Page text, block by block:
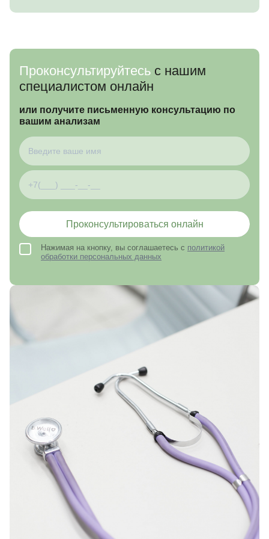
Проконсультируйтесь с нашим
специалистом онлайн
или получите письменную консультацию по
вашим анализам
Проконсультироваться онлайн
Нажимая на кнопку, вы соглашаетесь с политикой
обработки персональных данных